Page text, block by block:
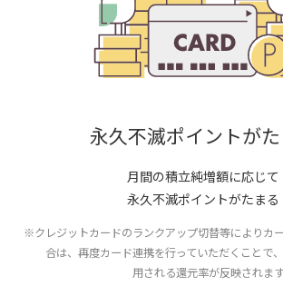
永久不滅ポイントがた
月間の積立純増額に応じて
永久不滅ポイントがたまる
※クレジットカードのランクアップ切替等によりカ
合は、再度カード連携を行っていただくことで
用される還元率が反映されます